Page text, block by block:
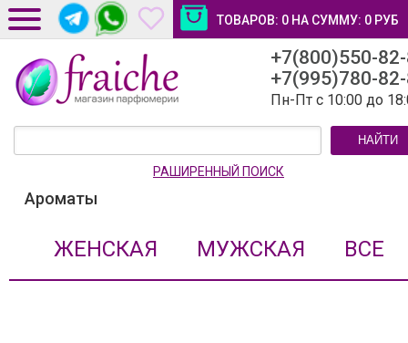
ТОВАРОВ: 0 НА СУММУ: 0 РУБ
ДОСТАВКА И ОПЛАТА
НОВОСТИ И СТАТЬИ
+7(800)550-
+7(995)780-
Пн-Пт с 10:00 до
НАЙТИ
РАШИРЕННЫЙ ПОИСК
Ароматы
ЖЕНСКАЯ МУЖСКАЯ ВСЕ